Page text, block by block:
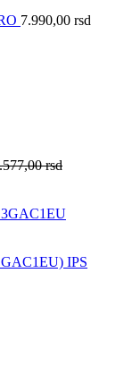
7.990,00 rsd
rsd
IPS